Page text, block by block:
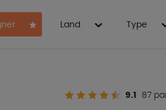
Land Type
9.1 87